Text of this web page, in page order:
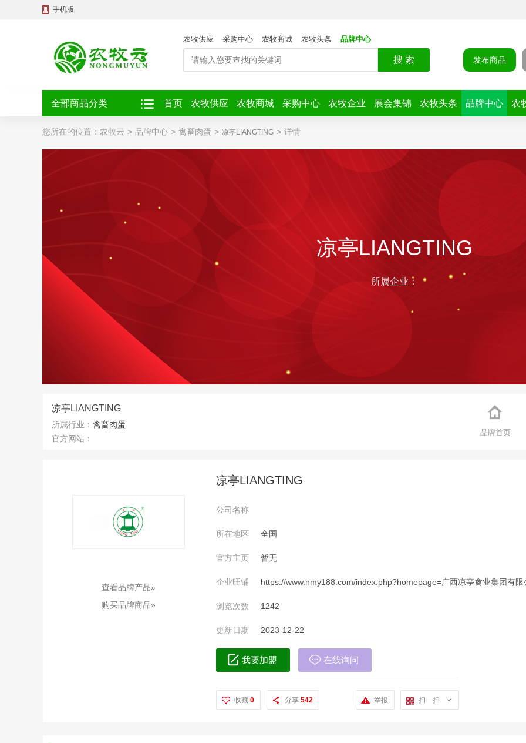
手机版
农牧供应 采购中心 农牧商城 农牧头条 品牌中心
搜 索 发布商品
全部商品分类 首页 农牧供应 农牧商城 采购中心 农牧企业 展会集锦 农牧头条 品牌中心 农
您所在的位置： 农牧云 > 品牌中心 > 禽畜肉蛋 > 凉亭LIANGTING > 详情
凉亭LIANGTING
所属企业：
品牌首页
凉亭LIANGTING
所属行业： 禽畜肉蛋
官方网站：
查看品牌产品»
购买品牌商品»
凉亭LIANGTING
公司名称
所在地区 全国
官方主页 暂无
企业旺铺 https://www.nmy188.com/index.php?homepage=广西凉亭禽业集团有限
浏览次数 1242
更新日期 2023-12-22
我要加盟 在线询问
收藏 0 分享 542 扫一扫
举报